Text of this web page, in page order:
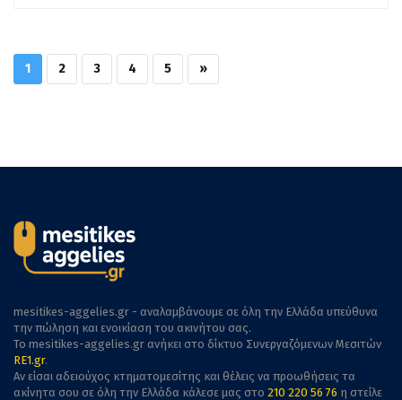
1 2 3 4 5 »
mesitikes-aggelies.gr - αναλαμβάνουμε σε όλη την Ελλάδα υπεύθυνα
την πώληση και ενοικίαση του ακινήτου σας.
To mesitikes-aggelies.gr ανήκει στο δίκτυο Συνεργαζόμενων Μεσιτών
RE1.gr.
Αν είσαι αδειούχος κτηματομεσίτης και θέλεις να προωθήσεις τα
ακίνητα σου σε όλη την Ελλάδα κάλεσε μας στο 210 220 56 76 η στείλε